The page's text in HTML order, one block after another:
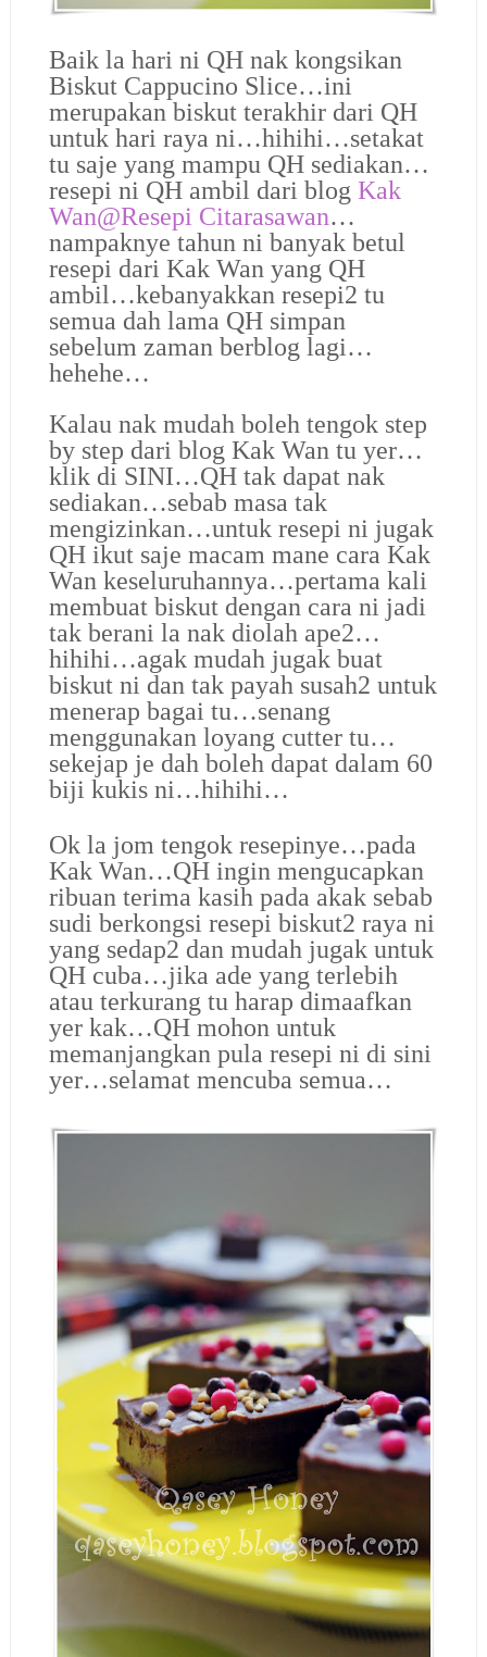
Baik la hari ni QH nak kongsikan
Biskut Cappucino Slice…ini
merupakan biskut terakhir dari QH
untuk hari raya ni…hihihi…setakat
tu saje yang mampu QH sediakan…
resepi ni QH ambil dari blog Kak
Wan@Resepi Citarasawan…
nampaknye tahun ni banyak betul
resepi dari Kak Wan yang QH
ambil…kebanyakkan resepi2 tu
semua dah lama QH simpan
sebelum zaman berblog lagi…
hehehe…
Kalau nak mudah boleh tengok step
by step dari blog Kak Wan tu yer…
klik di SINI…QH tak dapat nak
sediakan…sebab masa tak
mengizinkan…untuk resepi ni jugak
QH ikut saje macam mane cara Kak
Wan keseluruhannya…pertama kali
membuat biskut dengan cara ni jadi
tak berani la nak diolah ape2…
hihihi…agak mudah jugak buat
biskut ni dan tak payah susah2 untuk
menerap bagai tu…senang
menggunakan loyang cutter tu…
sekejap je dah boleh dapat dalam 60
biji kukis ni…hihihi…
Ok la jom tengok resepinye…pada
Kak Wan…QH ingin mengucapkan
ribuan terima kasih pada akak sebab
sudi berkongsi resepi biskut2 raya ni
yang sedap2 dan mudah jugak untuk
QH cuba…jika ade yang terlebih
atau terkurang tu harap dimaafkan
yer kak…QH mohon untuk
memanjangkan pula resepi ni di sini
yer…selamat mencuba semua…